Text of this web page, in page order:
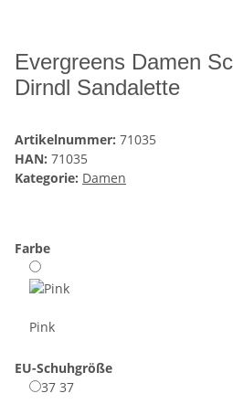
Evergreens Damen
Dirndl Sandalette
Artikelnummer: 71035
HAN: 71035
Kategorie: Damen
Farbe
Pink
EU-Schuhgröße
37 37